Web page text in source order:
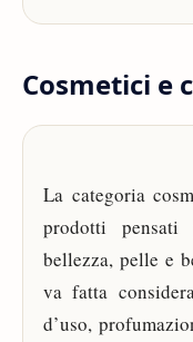
Cosmetici e
La categoria
prodotti
bellezza, pelle e
va fatta
d’uso,